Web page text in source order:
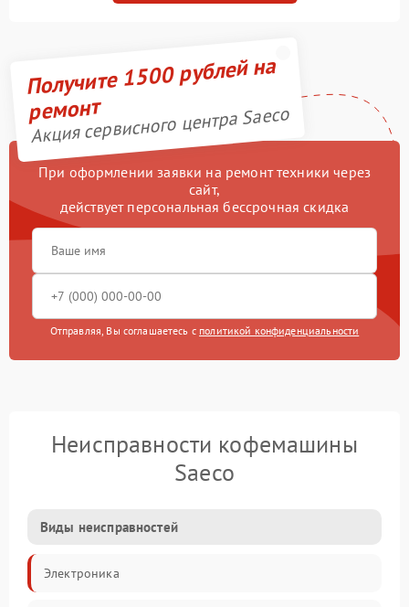
Получите 1500 рублей на
ремонт
Акция сервисного центра Saeco
При оформлении заявки на ремонт техники через
сайт,
действует персональная бессрочная скидка
Отправляя, Вы соглашаетесь с политикой конфиденциальности
Неисправности кофемашины
Saeco
Виды неисправностей
Электроника